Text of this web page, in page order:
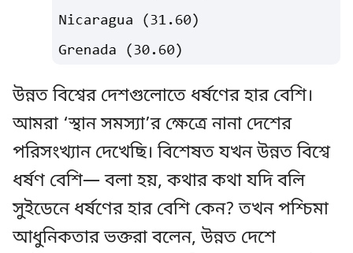
উন্নত বিশ্বের দেশগুলোতে ধর্ষণের হার বেশি।
আমরা ‘স্থান সমস্যা’র ক্ষেত্রে নানা দেশের
পরিসংখ্যান দেখেছি। বিশেষত যখন উন্নত বিশ্বে
ধর্ষণ বেশি— বলা হয়, কথার কথা যদি বলি
সুইডেনে ধর্ষণের হার বেশি কেন? তখন পশ্চিমা
আধুনিকতার ভক্তরা বলেন, উন্নত দেশে